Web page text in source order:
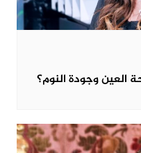
العين وجودة النوم؟